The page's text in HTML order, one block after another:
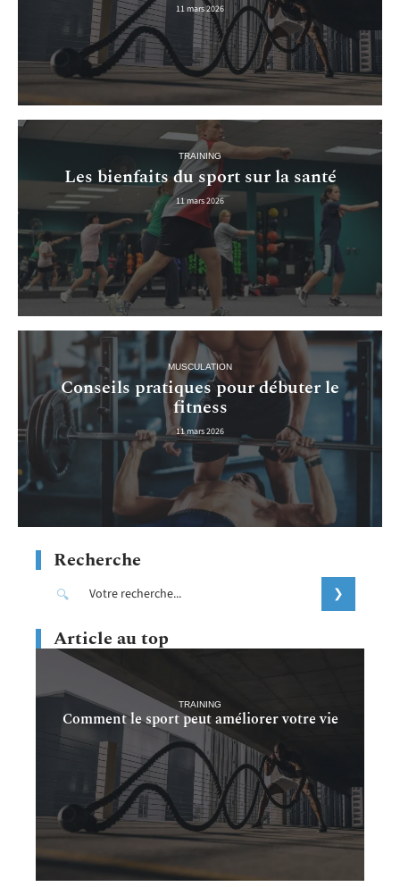
11 mars 2026
TRAINING
Les bienfaits du sport sur la santé
11 mars 2026
MUSCULATION
Conseils pratiques pour débuter le
fitness
11 mars 2026
Recherche
Article au top
TRAINING
Comment le sport peut améliorer votre vie